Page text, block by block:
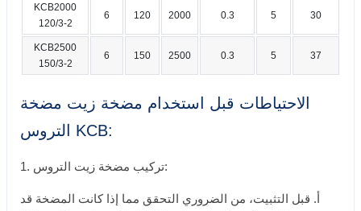
KCB2000
120/3-2
6 120 2000 0.3 5 30
KCB2500
150/3-2
6 150 2500 0.3 5 37
الاحتياطات قبل استخدام مضخة زيت مضخة
التروس KCB:
1. تركيب مضخة زيت التروس:
أ. قبل التثبيت، من الضروري التحقق مما إذا كانت المضخة قد